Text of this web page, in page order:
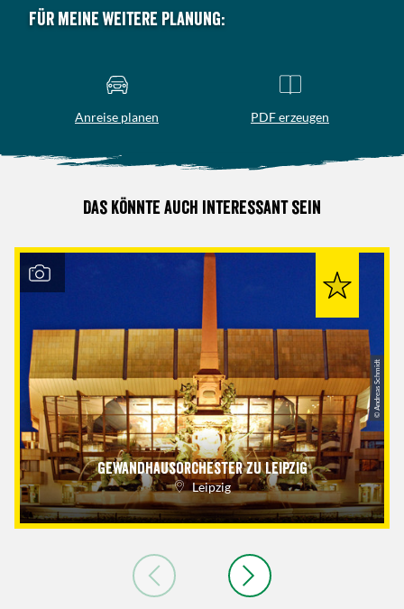
Für meine weitere Planung:
Anreise planen PDF erzeugen
Das könnte auch interessant sein
Gewandhausorchester zu Leipzig
Leipzig
© Andreas Schmidt